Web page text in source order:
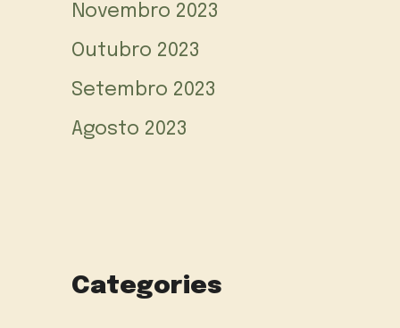
Novembro 2023
Outubro 2023
Setembro 2023
Agosto 2023
Categories